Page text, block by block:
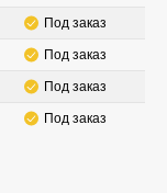
Под заказ
Под заказ
Под заказ
Под заказ